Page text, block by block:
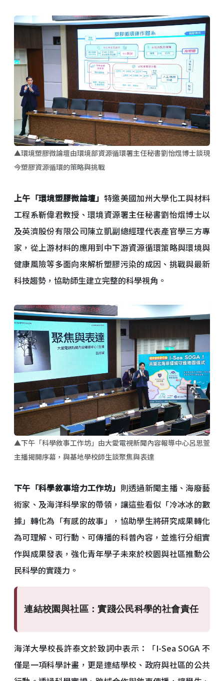
▲環境塑膠微論壇由環境部資源循環署主任秘書劉怡焜博士談現
今塑膠資源循環的策略與挑戰
上午「環境塑膠微論壇」 特邀美國加州大學化工與材料
工程系靳偉君教授、環境資源署主任秘書劉怡焜博士以
及英濟股份有限公司陳立凱副總經理代表產官學三方專
家，從上游材料的應用到中下游資源循環策略與環境與
健康風險等多面向來解析塑膠污染的成因、挑戰與最新
科技趨勢，協助師生建立完整的科學視角。
▲下午「科學敘事工作坊」由大愛電視新聞內容報導中心呂思萱
主播揭開序幕，與基地學校師生談聚焦與表達
下午「科學敘事培力工作坊」 則透過新聞主播、海廢藝
術家、及海洋科學家的帶領，讓這些看似「冷冰冰的數
據」轉化為「有感的故事」，協助學生將研究成果轉化
為可理解、可行動、可傳播的科普內容，並進行分組實
作與成果發表，強化青年學子未來於校園與社區推動公
民科學的實踐力。
連結校園與社區：實踐公民科學的社會責任
海洋大學校長許泰文於致詞中表示：「I-Sea SOGA 不
僅是一項科學計畫，更是連結學校、政府與社區的公共